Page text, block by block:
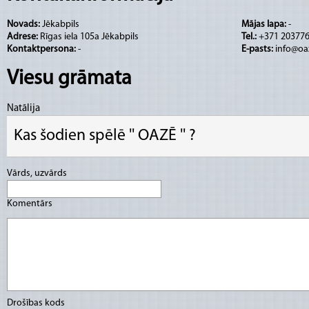
Novads: Jēkabpils
Adrese: Rīgas iela 105a Jēkabpils
Kontaktpersona: -
Mājas lapa: -
Tel.: +371
E-pasts:
Viesu grāmata
Natālija
Kas šodien spēlē '' OAZĒ '' ?
Vārds, uzvārds
Komentārs
Drošības kods